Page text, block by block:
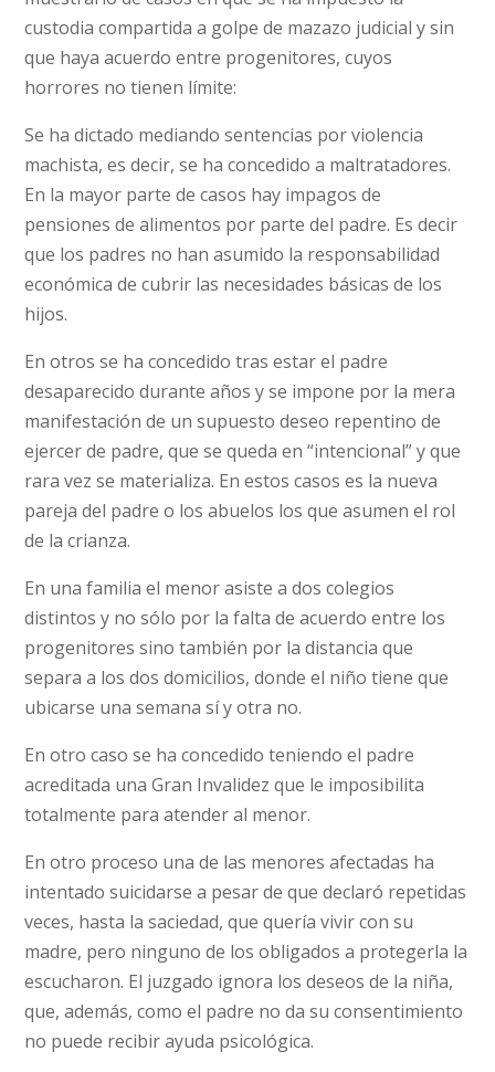
custodia compartida a golpe de mazazo judicial y sin
que haya acuerdo entre progenitores, cuyos
horrores no tienen límite:
Se ha dictado mediando sentencias por violencia
machista, es decir, se ha concedido a maltratadores.
En la mayor parte de casos hay impagos de
pensiones de alimentos por parte del padre. Es decir
que los padres no han asumido la responsabilidad
económica de cubrir las necesidades básicas de los
hijos.
En otros se ha concedido tras estar el padre
desaparecido durante años y se impone por la mera
manifestación de un supuesto deseo repentino de
ejercer de padre, que se queda en “intencional” y que
rara vez se materializa. En estos casos es la nueva
pareja del padre o los abuelos los que asumen el rol
de la crianza.
En una familia el menor asiste a dos colegios
distintos y no sólo por la falta de acuerdo entre los
progenitores sino también por la distancia que
separa a los dos domicilios, donde el niño tiene que
ubicarse una semana sí y otra no.
En otro caso se ha concedido teniendo el padre
acreditada una Gran Invalidez que le imposibilita
totalmente para atender al menor.
En otro proceso una de las menores afectadas ha
intentado suicidarse a pesar de que declaró repetidas
veces, hasta la saciedad, que quería vivir con su
madre, pero ninguno de los obligados a protegerla la
escucharon. El juzgado ignora los deseos de la niña,
que, además, como el padre no da su consentimiento
no puede recibir ayuda psicológica.